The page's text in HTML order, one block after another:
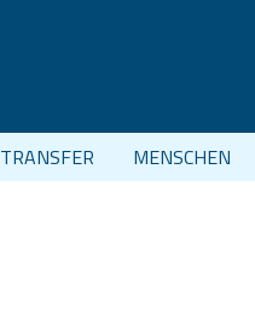
TRANSFER MENSCHEN